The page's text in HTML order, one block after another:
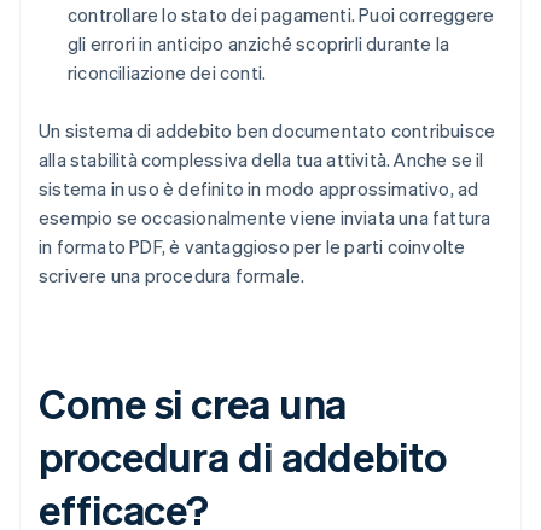
controllare lo stato dei pagamenti. Puoi correggere
gli errori in anticipo anziché scoprirli durante la
riconciliazione dei conti.
Un sistema di addebito ben documentato contribuisce
alla stabilità complessiva della tua attività. Anche se il
sistema in uso è definito in modo approssimativo, ad
esempio se occasionalmente viene inviata una fattura
in formato PDF, è vantaggioso per le parti coinvolte
scrivere una procedura formale.
Come si crea una
procedura di addebito
efficace?